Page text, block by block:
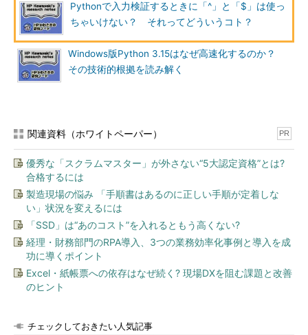
Pythonで入力検証するときに「^」と「$」は使っ
ちゃいけない？ それってどういうコト？
Windows版Python 3.15はなぜ高速化するのか？
その技術的根拠を読み解く
関連資料（ホワイトペーパー） PR
優秀な「スクラムマスター」が外さない“5大認定資格”とは?
合格するには
製造現場の悩み 「手順書はあるのに正しい手順が定着しな
い」状況を変えるには
「SSD」は“あのコスト”を入れるともう高くない?
経理・財務部門のRPA導入、3つの業務効率化事例と導入を成
功に導くポイント
Excel・紙帳票への依存はなぜ続く? 現場DXを阻む課題と改善
のヒント
チェックしておきたい人気記事